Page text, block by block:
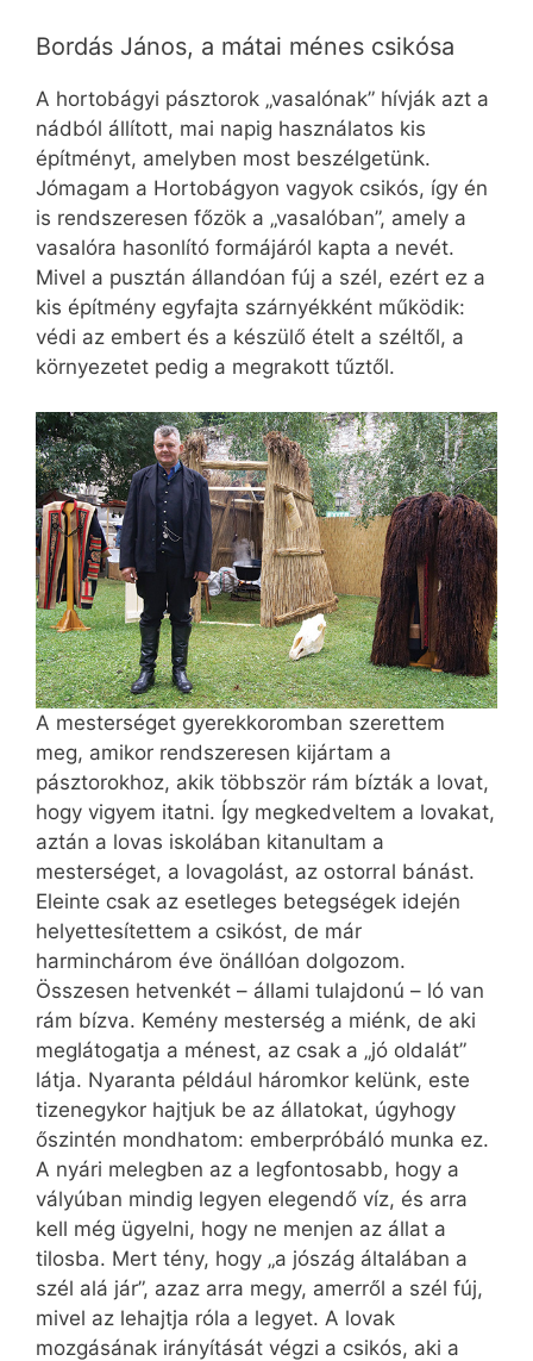
Bordás János, a mátai ménes csikósa
A hortobágyi pásztorok „vasalónak” hívják azt a
nádból állított, mai napig használatos kis
építményt, amelyben most beszélgetünk.
Jómagam a Hortobágyon vagyok csikós, így én
is rendszeresen főzök a „vasalóban”, amely a
vasalóra hasonlító formájáról kapta a nevét.
Mivel a pusztán állandóan fúj a szél, ezért ez a
kis építmény egyfajta szárnyékként működik:
védi az embert és a készülő ételt a széltől, a
környezetet pedig a megrakott tűztől.
A mesterséget gyerekkoromban szerettem
meg, amikor rendszeresen kijártam a
pásztorokhoz, akik többször rám bízták a lovat,
hogy vigyem itatni. Így megkedveltem a lovakat,
aztán a lovas iskolában kitanultam a
mesterséget, a lovagolást, az ostorral bánást.
Eleinte csak az esetleges betegségek idején
helyettesítettem a csikóst, de már
harminchárom éve önállóan dolgozom.
Összesen hetvenkét – állami tulajdonú – ló van
rám bízva. Kemény mesterség a miénk, de aki
meglátogatja a ménest, az csak a „jó oldalát”
látja. Nyaranta például háromkor kelünk, este
tizen­egykor hajtjuk be az állatokat, úgyhogy
őszintén mondhatom: emberpróbáló munka ez.
A nyári melegben az a legfontosabb, hogy a
vályúban mindig legyen elegendő víz, és arra
kell még ügyelni, hogy ne menjen az állat a
tilosba. Mert tény, hogy „a jószág általában a
szél alá jár”, azaz arra megy, amerről a szél fúj,
mivel az lehajtja róla a legyet. A lovak
mozgásának irányítását végzi a csikós, aki a